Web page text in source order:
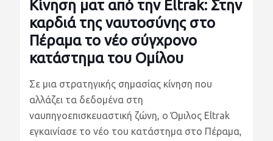
Κίνηση ματ από την Eltrak: Στην
καρδιά της ναυτοσύνης στο
Πέραμα το νέο σύγχρονο
κατάστημα του Ομίλου
Σε μια στρατηγικής σημασίας κίνηση που
αλλάζει τα δεδομένα στη
ναυπηγοεπισκευαστική ζώνη, ο Όμιλος Eltrak
εγκαινίασε το νέο του κατάστημα στο Πέραμα,